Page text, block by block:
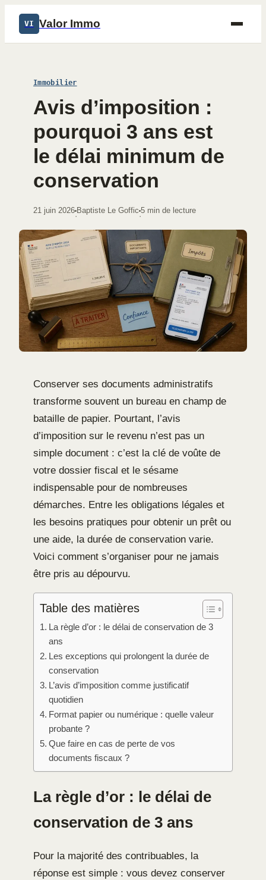
VI Valor Immo
Immobilier
Avis d’imposition :
pourquoi 3 ans est
le délai minimum de
conservation
21 juin 2026
·
Baptiste Le Goffic
·
5 min de lecture
Conserver ses documents administratifs
transforme souvent un bureau en champ de
bataille de papier. Pourtant, l’avis
d’imposition sur le revenu n’est pas un
simple document : c’est la clé de voûte de
votre dossier fiscal et le sésame
indispensable pour de nombreuses
démarches. Entre les obligations légales et
les besoins pratiques pour obtenir un prêt ou
une aide, la durée de conservation varie.
Voici comment s’organiser pour ne jamais
être pris au dépourvu.
Table des matières
La règle d’or : le délai de conservation de 3
ans
Les exceptions qui prolongent la durée de
conservation
L’avis d’imposition comme justificatif
quotidien
Format papier ou numérique : quelle valeur
probante ?
Que faire en cas de perte de vos
documents fiscaux ?
La règle d’or : le délai de
conservation de 3 ans
Pour la majorité des contribuables, la
réponse est simple : vous devez conserver